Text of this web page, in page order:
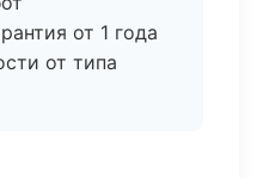
от 1 года
от типа